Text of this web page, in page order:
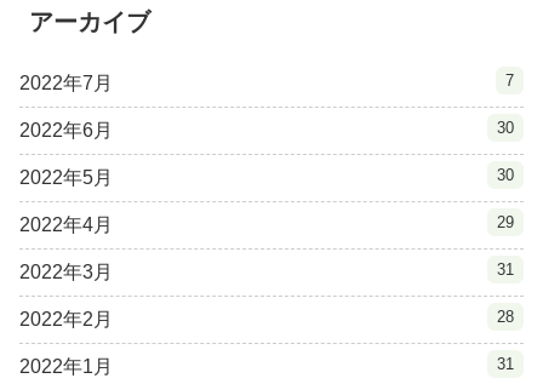
アーカイブ
2022年7月 7
2022年6月 30
2022年5月 30
2022年4月 29
2022年3月 31
2022年2月 28
2022年1月 31